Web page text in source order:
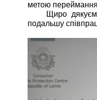
метою переймання
Щиро
подальшу